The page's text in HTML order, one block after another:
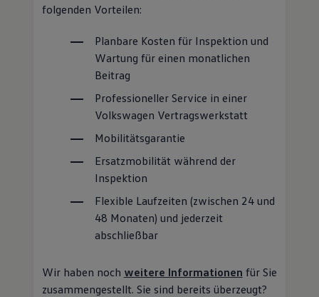
Beitrag
VolkswagenVertragswerkstatt
Mobilitätsgarantie
Ersatzmobilität während der
Inspektion
Flexible Laufzeiten (zwischen 24 und
abschließbar
Wir haben nochweitere Informationenfür Sie
zusammengestellt. Sie sind bereits überzeugt?
Dann nutzen Sie gern den Online-Antrag.
Wartung & Inspektion berechnen und
beantragen